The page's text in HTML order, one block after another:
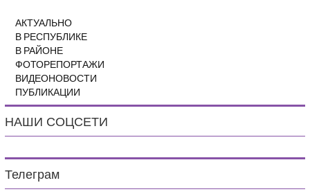
АКТУАЛЬНО
В РЕСПУБЛИКЕ
В РАЙОНЕ
ФОТОРЕПОРТАЖИ
ВИДЕОНОВОСТИ
ПУБЛИКАЦИИ
НАШИ СОЦСЕТИ
Телеграм